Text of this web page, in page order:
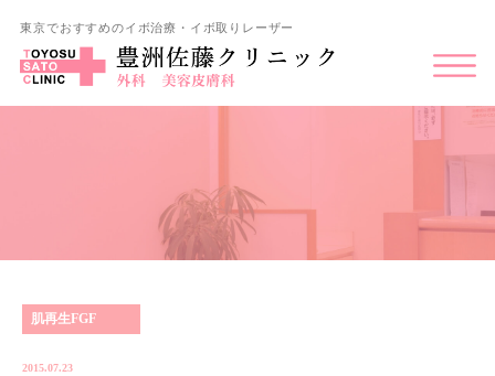
東京でおすすめのイボ治療・イボ取りレーザー
肌再生FGF
2015.07.23